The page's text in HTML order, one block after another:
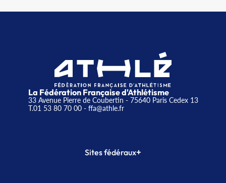
La Fédération Française d'Athlétisme
33 Avenue Pierre de Coubertin - 75640 Paris Cedex 13
T.01 53 80 70 00- ffa@athle.fr
Sites fédéraux+